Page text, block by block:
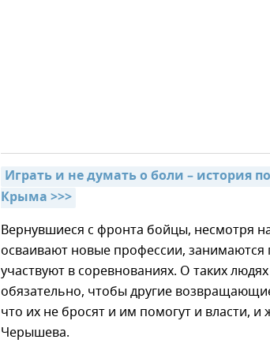
Играть и не думать о боли – история
Крыма >>>
Вернувшиеся с фронта бойцы, несмотря
осваивают новые профессии,
участвуют в соревнованиях. О таких
обязательно, чтобы другие
что их не бросят и им помогут и власти, и
Черышева.